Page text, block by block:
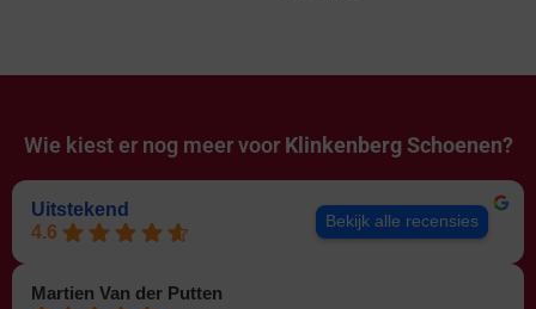
Wie kiest er nog meer voor Klinkenberg Schoenen?
Uitstekend
4.6
Bekijk alle recensies
Martien Van der Putten